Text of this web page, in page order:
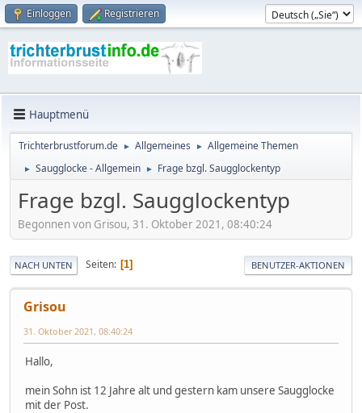
Einloggen Registrieren
Hauptmenü
Trichterbrustforum.de ► Allgemeines ► Allgemeine Themen
► Saugglocke - Allgemein ► Frage bzgl. Saugglockentyp
Frage bzgl. Saugglockentyp
Begonnen von Grisou, 31. Oktober 2021, 08:40:24
NACH UNTEN Seiten 1 BENUTZER-AKTIONEN
Grisou
31. Oktober 2021, 08:40:24
Hallo,
mein Sohn ist 12 Jahre alt und gestern kam unsere Saugglocke
mit der Post.